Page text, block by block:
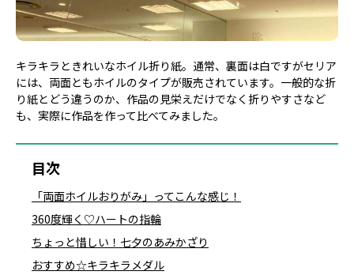
キラキラときれいなホイル折り紙。通常、裏面は白ですがセリア
には、両面ともホイルのタイプが販売されています。一般的な折
り紙とどう違うのか、作品の見栄えだけでなく折りやすさなど
も、実際に作品を作って比べてみました。
目次
「両面ホイルおりがみ」ってこんな感じ！
360度輝く♡ハートの指輪
ちょっと惜しい！七夕のあみかざり
おすすめ☆キラキラメダル